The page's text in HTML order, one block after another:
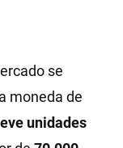
se
moneda de
unidades